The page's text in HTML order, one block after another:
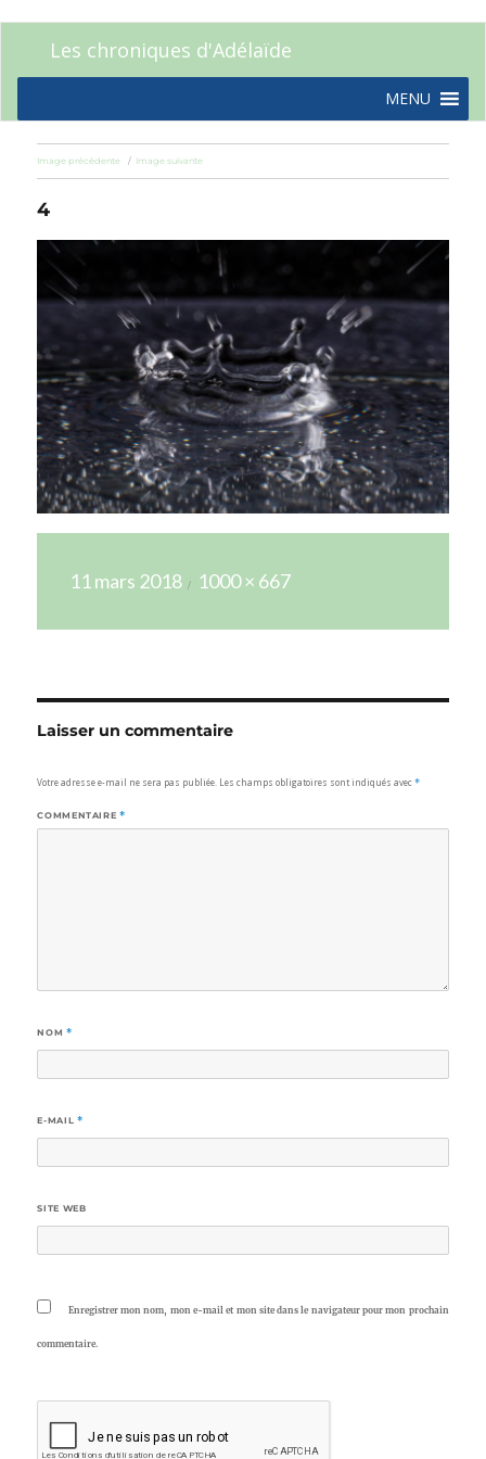
Les chroniques d'Adélaïde
MENU
Image précédente Image suivante
4
11 mars 2018
réelle
1000 × 667
Laisser un commentaire
Votre adresse e-mail ne sera pas publiée. Les champs obligatoires sont indiqués avec*
COMMENTAIRE *
NOM *
E-MAIL *
SITE WEB
Enregistrer mon nom, mon e-mail et mon site dans le navigateur pour mon prochain
commentaire.